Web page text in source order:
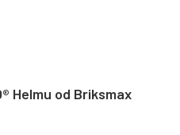
Helmu od Briksmax